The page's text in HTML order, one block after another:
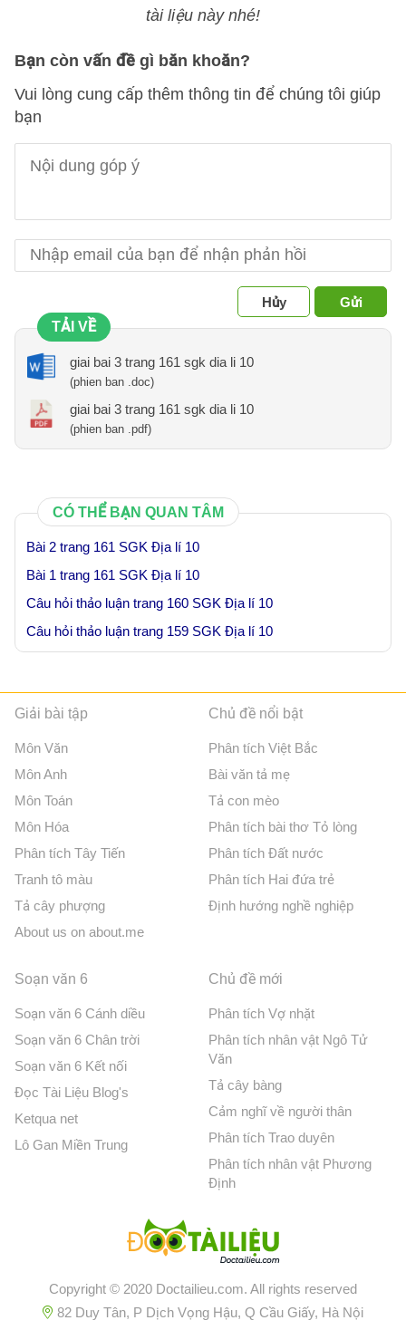
tài liệu này nhé!
Bạn còn vấn đề gì băn khoăn?
Vui lòng cung cấp thêm thông tin để chúng tôi giúp
bạn
Hủy
Gửi
TẢI VỀ
giai bai 3 trang 161 sgk dia li 10
(phien ban .doc)
giai bai 3 trang 161 sgk dia li 10
(phien ban .pdf)
CÓ THỂ BẠN QUAN TÂM
Bài 2 trang 161 SGK Địa lí 10
Bài 1 trang 161 SGK Địa lí 10
Câu hỏi thảo luận trang 160 SGK Địa lí 10
Câu hỏi thảo luận trang 159 SGK Địa lí 10
Giải bài tập
Môn Văn
Môn Anh
Môn Toán
Môn Hóa
Phân tích Tây Tiến
Tranh tô màu
Tả cây phượng
About us on about.me
Chủ đề nổi bật
Phân tích Việt Bắc
Bài văn tả mẹ
Tả con mèo
Phân tích bài thơ Tỏ lòng
Phân tích Đất nước
Phân tích Hai đứa trẻ
Định hướng nghề nghiệp
Soạn văn 6
Soạn văn 6 Cánh diều
Soạn văn 6 Chân trời
Soạn văn 6 Kết nối
Đọc Tài Liệu Blog's
Ketqua net
Lô Gan Miền Trung
Chủ đề mới
Phân tích Vợ nhặt
Phân tích nhân vật Ngô Tử
Văn
Tả cây bàng
Cảm nghĩ về người thân
Phân tích Trao duyên
Phân tích nhân vật Phương
Định
Copyright © 2020 Doctailieu.com. All rights reserved
82 Duy Tân, P Dịch Vọng Hậu, Q Cầu Giấy, Hà Nội